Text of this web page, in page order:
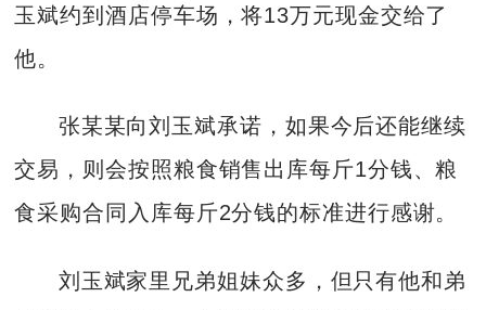
玉斌约到酒店停车场，将13万元现金交给了
他。
张某某向刘玉斌承诺，如果今后还能继续
交易，则会按照粮食销售出库每斤1分钱、粮
食采购合同入库每斤2分钱的标准进行感谢。
刘玉斌家里兄弟姐妹众多，但只有他和弟